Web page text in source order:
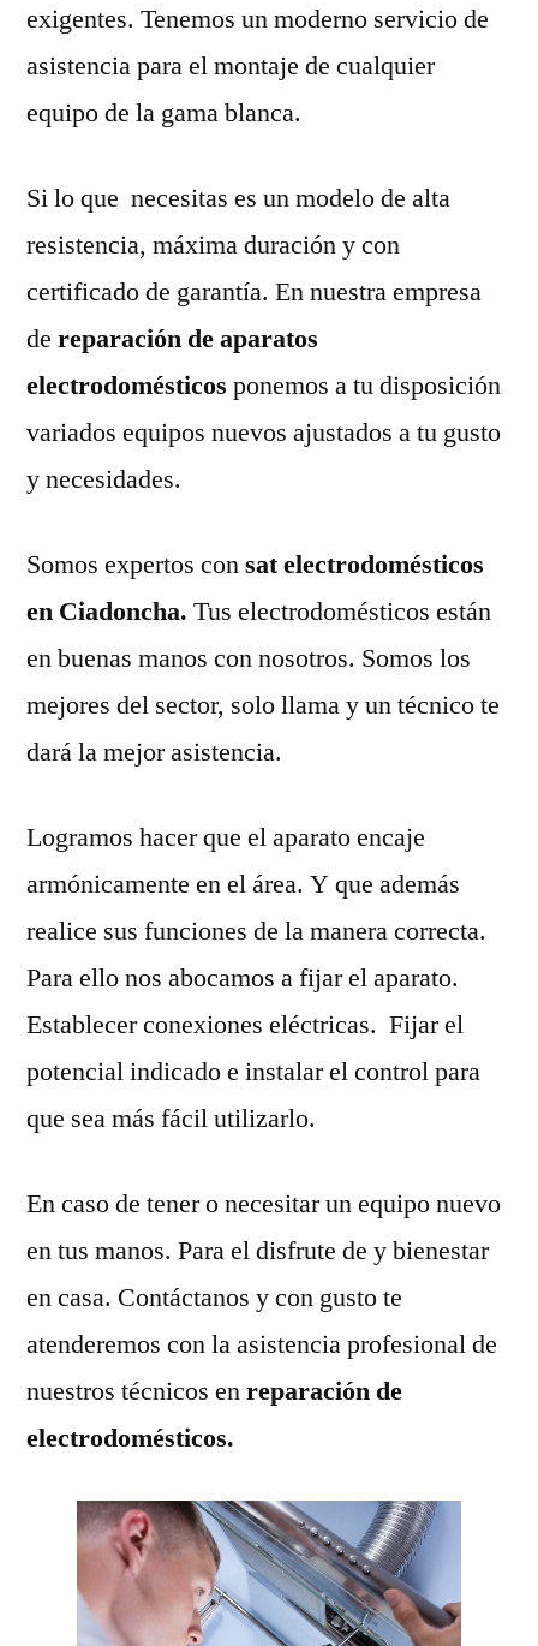
exigentes. Tenemos un moderno servicio de
asistencia para el montaje de cualquier
equipo de la gama blanca.
Si lo que necesitas es un modelo de alta
resistencia, máxima duración y con
certificado de garantía. En nuestra empresa
de reparación de aparatos
electrodomésticos ponemos a tu disposición
variados equipos nuevos ajustados a tu gusto
y necesidades.
Somos expertos consat electrodomésticos
en Ciadoncha. Tus electrodomésticos están
en buenas manos con nosotros. Somos los
mejores del sector, solo llama y un técnico te
dará la mejor asistencia.
Logramos hacer que el aparato encaje
armónicamente en el área. Y que además
realice sus funciones de la manera correcta.
Para ello nos abocamos a fijar el aparato.
Establecer conexiones eléctricas. Fijar el
potencial indicado e instalar el control para
que sea más fácil utilizarlo.
En caso de tener o necesitar un equipo nuevo
en tus manos. Para el disfrute de y bienestar
en casa. Contáctanos y con gusto te
atenderemos con la asistencia profesional de
nuestros técnicos enreparación de
electrodomésticos.